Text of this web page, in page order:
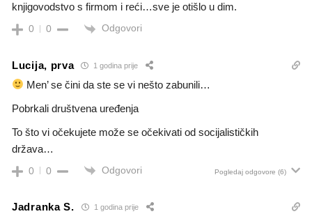
knjigovodstvo s firmom i reći…sve je otišlo u dim.
0 0 Odgovori
Lucija, prva 1 godina prije
Men’ se čini da ste se vi nešto zabunili…
Pobrkali društvena uređenja
To što vi očekujete može se očekivati od socijalističkih
država…
0 0 Odgovori Pogledaj odgovore (6)
Jadranka S. 1 godina prije